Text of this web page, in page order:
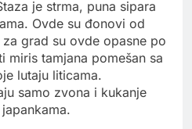
je strma, puna sipara
Ovde su đonovi od
grad su ovde opasne po
miris tamjana pomešan sa
lutaju liticama.
samo zvona i kukanje